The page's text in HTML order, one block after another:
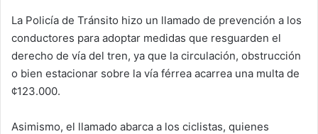
La Policía de Tránsito hizo un llamado de prevención a los
conductores para adoptar medidas que resguarden el
derecho de vía del tren, ya que la circulación, obstrucción
o bien estacionar sobre la vía férrea acarrea una multa de
¢123.000.
Asimismo, el llamado abarca a los ciclistas, quienes